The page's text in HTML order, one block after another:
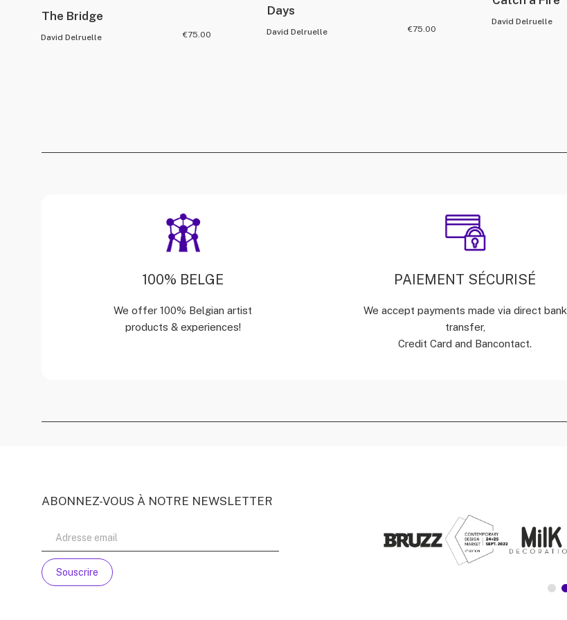
The Bridge
David Delruelle €75.00
Days
David Delruelle €75.00
David Delruelle
100% BELGE
We offer 100% Belgian artist
products & experiences!
PAIEMENT SÉCURISÉ
We accept payments made via direct bank
transfer,
Credit Card and Bancontact.
ABONNEZ-VOUS À NOTRE NEWSLETTER